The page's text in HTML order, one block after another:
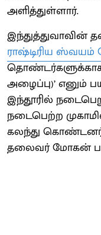
அளித்துள்ளார்.
இந்துத்துவாவின்
ராஷ்டிரிய ஸ்வயம்
அழைப்பு)’ எனும்
இந்தூரில்
நடைபெற்ற
கலந்து
தலைவர் மோகன்